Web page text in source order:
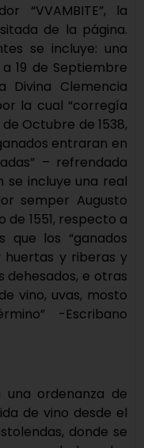
“VVAMBITE”, la
de la página.
se incluye: una
19 de Septiembre
Clemencia
la cual “corregía
Octubre de 1538,
entraran en
– refrendada
se incluye una real
semper Augusto
de 1551, respecto a
que los “ganados
huertas y riberas y
dehesados, e otras
vino, uvas, mosto
-Escribano
ordenanza de
de vino desde el
donde se